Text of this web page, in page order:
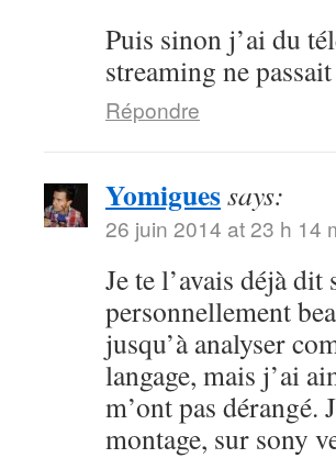
Puis sinon j’ai du
streaming ne
Répondre
Yomiguessays:
26 juin 2014 at 23 h 14
Je te l’avais déjà
personnellement
jusqu’à analyser
langage, mais j’ai
m’ont pas dérangé.
montage, sur sony